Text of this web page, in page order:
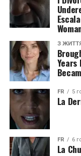
З
Years
FR 5
La
FR 6
La